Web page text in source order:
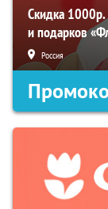
Скидка 1000р.
и подарков
Россия